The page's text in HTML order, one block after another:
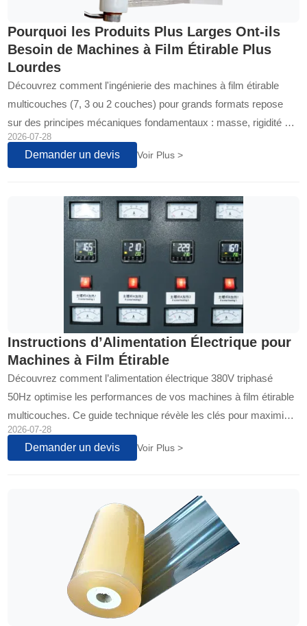
Pourquoi les Produits Plus Larges Ont-ils
Besoin de Machines à Film Étirable Plus
Lourdes
Découvrez comment l'ingénierie des machines à film étirable
multicouches (7, 3 ou 2 couches) pour grands formats repose
sur des principes mécaniques fondamentaux : masse, rigidité et
amortissement. Ces éléments sont cruciaux pour garantir la
stabilité, la précision et la qualité de production dans les
2026-07-28
Demander un devis Voir Plus >
Instructions d’Alimentation Électrique pour
Machines à Film Étirable
Découvrez comment l’alimentation électrique 380V triphasé
50Hz optimise les performances de vos machines à film étirable
multicouches. Ce guide technique révèle les clés pour maximiser
la productivité, protéger vos investissements et réduire les coûts
opérationnels sur vos lignes d’emballage…
2026-07-28
Demander un devis Voir Plus >